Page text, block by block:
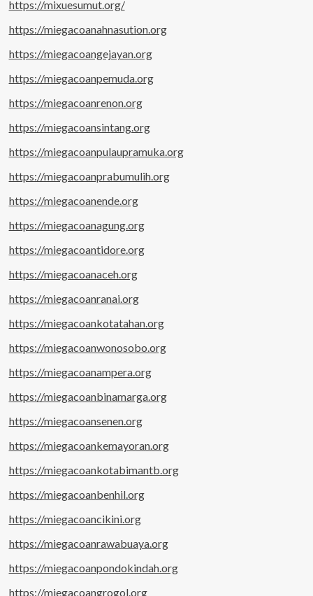
https://mixuesumut.org/
https://miegacoanahnasution.org
https://miegacoangejayan.org
https://miegacoanpemuda.org
https://miegacoanrenon.org
https://miegacoansintang.org
https://miegacoanpulaupramuka.org
https://miegacoanprabumulih.org
https://miegacoanende.org
https://miegacoanagung.org
https://miegacoantidore.org
https://miegacoanaceh.org
https://miegacoanranai.org
https://miegacoankotatahan.org
https://miegacoanwonosobo.org
https://miegacoanampera.org
https://miegacoanbinamarga.org
https://miegacoansenen.org
https://miegacoankemayoran.org
https://miegacoankotabimantb.org
https://miegacoanbenhil.org
https://miegacoancikini.org
https://miegacoanrawabuaya.org
https://miegacoanpondokindah.org
https://miegacoangrogol.org